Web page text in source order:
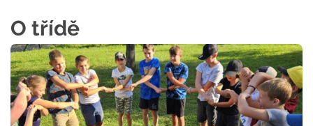
O třídě